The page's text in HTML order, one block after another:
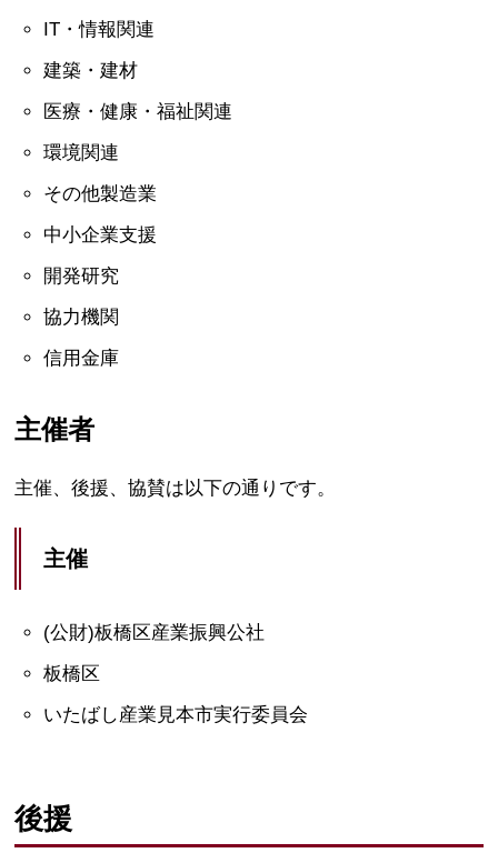
IT・情報関連
建築・建材
医療・健康・福祉関連
環境関連
その他製造業
中小企業支援
開発研究
協力機関
信用金庫
主催者
主催、後援、協賛は以下の通りです。
主催
(公財)板橋区産業振興公社
板橋区
いたばし産業見本市実行委員会
後援